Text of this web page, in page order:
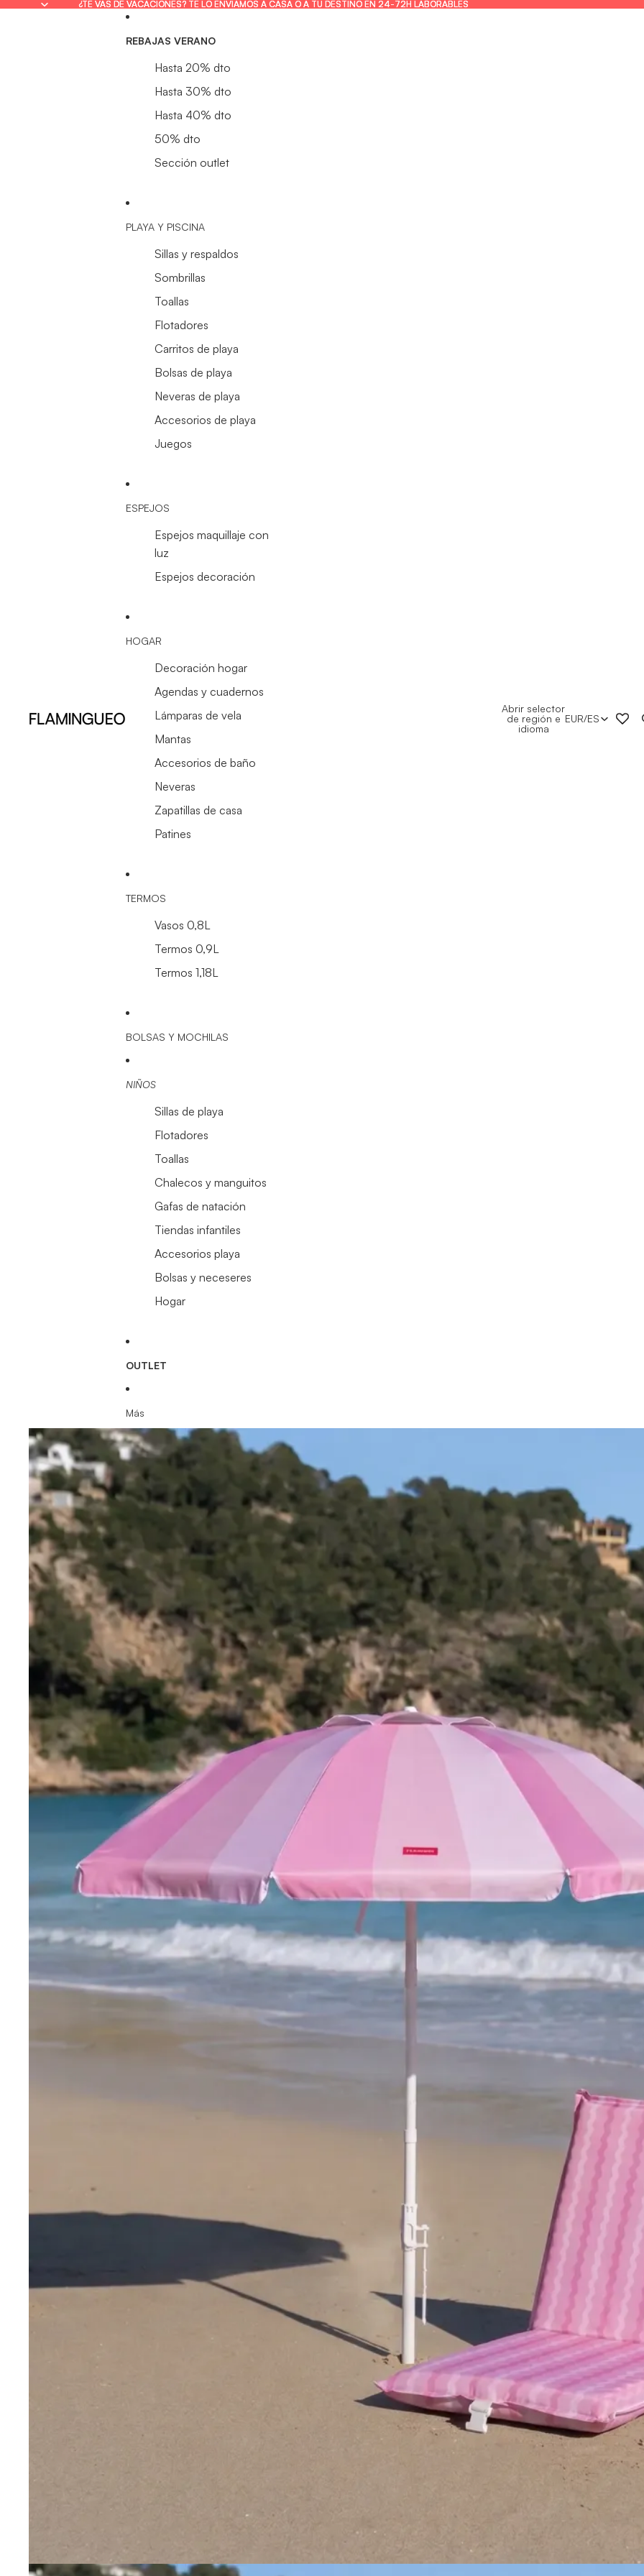
¿TE VAS DE VACACIONES? TE LO ENVIAMOS A CASA O A TU DESTINO EN 24-72H LABORABLES
¿TE VAS DE VACACIONES? TE LO ENVIAMOS A CASA O A TU DESTINO EN 24-72H LABORABLES
REBAJAS VERANO
Hasta 20% dto
Hasta 30% dto
Hasta 40% dto
50% dto
Sección outlet
PLAYA Y PISCINA
Sillas y respaldos
Sombrillas
Toallas
Flotadores
Carritos de playa
Bolsas de playa
Neveras de playa
Accesorios de playa
Juegos
ESPEJOS
Espejos maquillaje con
luz
Espejos decoración
HOGAR
Decoración hogar
Agendas y cuadernos
Lámparas de vela
Mantas
Accesorios de baño
Neveras
Zapatillas de casa
Patines
TERMOS
Vasos 0,8L
Termos 0,9L
Termos 1,18L
BOLSAS Y MOCHILAS
NIÑOS
Sillas de playa
Flotadores
Toallas
Chalecos y manguitos
Gafas de natación
Tiendas infantiles
Accesorios playa
Bolsas y neceseres
Hogar
OUTLET
Más
Abrir selector
de región e
idioma
EUR/ES